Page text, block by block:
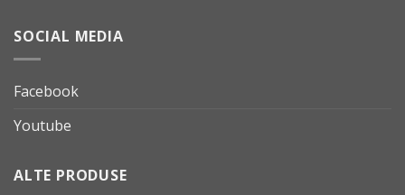
SOCIAL MEDIA
Facebook
Youtube
ALTE PRODUSE